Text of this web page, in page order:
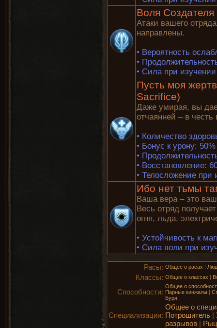
Воля
Атаки вашего
направлены.
• Вероятность
•
• Сила при
Пусть моя
Sacrifice)
Даже умирая, вы
отчаянней – в
• Количество
• Бонус к урону: 50%
•
• Восстановление:
• Телосложение при
Ибо нет тьмы
Ваша вера – это
Весь отряд
огня, льда,
• Устойчивость к
• Сила воли при
Расы: Общее о расах |
Классы: Общее о классах |
Способности:
Общее о
Парные кинжалы |
Буря
Специализации:
Общее о
Потрошитель |
разрывов |